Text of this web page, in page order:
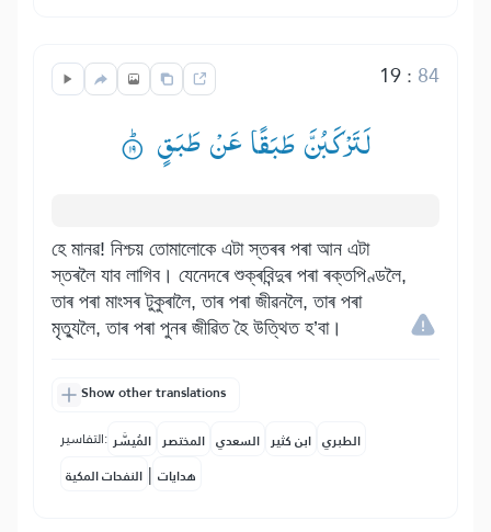
19: 84
لَتَرْكَبُنَّ طَبَقًا عَنْ طَبَقٍ ۟ؕ
হে মানৱ! নিশ্চয় তোমালোকে এটা স্তৰৰ পৰা আন এটা
স্তৰলৈ যাব লাগিব। যেনেদৰে শুক্ৰবিন্দুৰ পৰা ৰক্তপিণ্ডলৈ,
তাৰ পৰা মাংসৰ টুকুৰালৈ, তাৰ পৰা জীৱনলৈ, তাৰ পৰা
মৃত্যুলৈ, তাৰ পৰা পুনৰ জীৱিত হৈ উত্থিত হ’বা।
Show other translations
التفاسير: المُيسَّر المختصر السعدي ابن كثير الطبري
النفحات المكية | هدايات